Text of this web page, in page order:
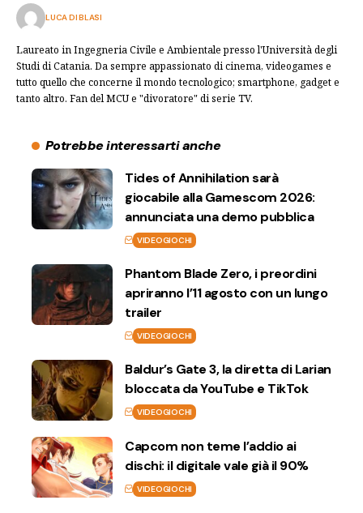
LUCA DI BLASI
Laureato in Ingegneria Civile e Ambientale presso l'Università degli
Studi di Catania. Da sempre appassionato di cinema, videogames e
tutto quello che concerne il mondo tecnologico; smartphone, gadget e
tanto altro. Fan del MCU e "divoratore" di serie TV.
Potrebbe interessarti anche
Tides of Annihilation sarà
giocabile alla Gamescom 2026:
annunciata una demo pubblica
VIDEOGIOCHI
Phantom Blade Zero, i preordini
apriranno l’11 agosto con un lungo
trailer
VIDEOGIOCHI
Baldur’s Gate 3, la diretta di Larian
bloccata da YouTube e TikTok
VIDEOGIOCHI
Capcom non teme l’addio ai
dischi: il digitale vale già il 90%
VIDEOGIOCHI